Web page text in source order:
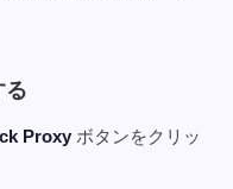
る
Proxy ボタンをクリッ